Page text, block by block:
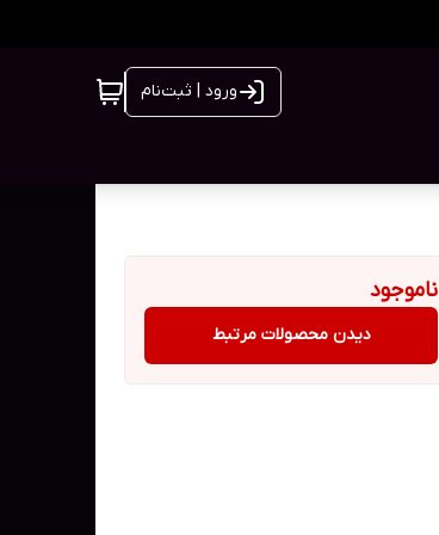
ورود | ثبت‌نام
ناموجود
دیدن محصولات مرتبط